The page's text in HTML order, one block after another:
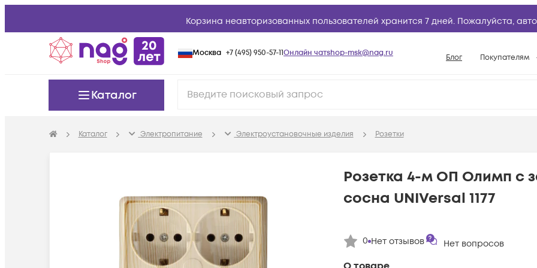
Корзина неавторизованных пользователей хранится 7 дней. Пожалуйста,
Москва +7 (495) 950-57-11Онлайн чатshop-msk@nag.ru Блог Покупателям
Возврат
Вопросы и
Конфигураторы
Каталог
Каталог Электропитание Электроустановочные изделия Розетки
Розетка 4-м ОП Олимп с
сосна UNIVersal 1177
0 Нет отзывов Нет вопросов